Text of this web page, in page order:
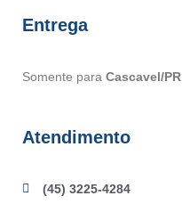
Entrega
Somente para Cascavel/PR
Atendimento
(45) 3225-4284